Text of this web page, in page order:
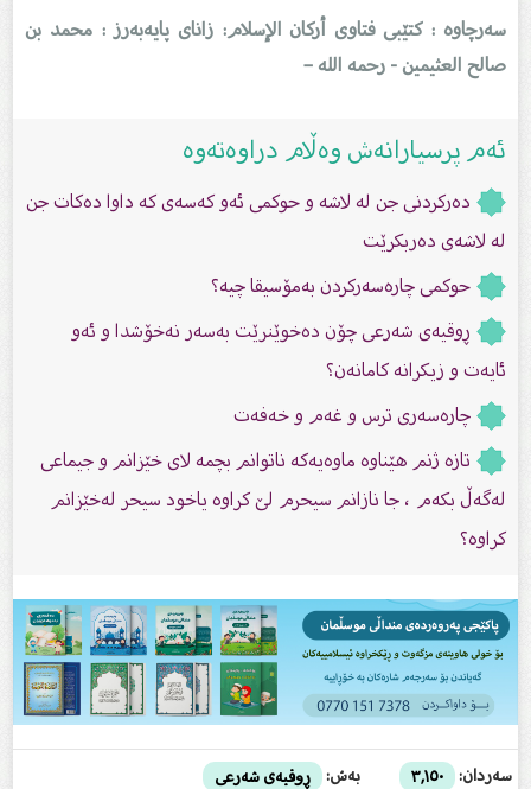
سەرچاوە : کتێبی فتاوى أرکان الإسلام: زاناى پایەبەرز : محمد بن
صالح العثیمین - رحمه الله –
ئەم پرسیارانەش وەڵام دراوەتەوە
دەرکردنی جن لە لاشە و حوکمی ئەو کەسەی کە داوا دەکات جن
لە لاشەی دەربکرێت
حوكمى چارەسەركردن بەمۆسیقا چیە؟
ڕوقیەى شەرعى چۆن دەخوێنرێت بەسەر نەخۆشدا و ئەو
ئایەت و زیکرانە کامانەن؟
چارەسەرى ترس و غەم و خەفەت
تازە ژنم هێناوە ماوەیەکە ناتوانم بچمە لای خێزانم و جیماعی
لەگەڵ بکەم ، جا نازانم سیحرم لێ کراوە یاخود سیحر لەخێزانم
کراوە؟
سەردان: ٣,١٥٠ بەش: ڕوقیەى شەرعى